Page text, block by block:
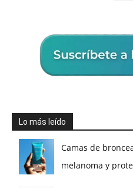
Lo más leído
Camas de
melanoma y